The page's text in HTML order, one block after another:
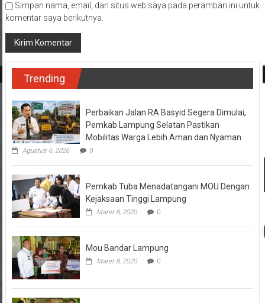
Simpan nama, email, dan situs web saya pada peramban ini untuk
komentar saya berikutnya.
Trending
Perbaikan Jalan RA Basyid Segera Dimulai,
Pemkab Lampung Selatan Pastikan
Mobilitas Warga Lebih Aman dan Nyaman
Agustus 6, 2026 0
Pemkab Tuba Menadatangani MOU Dengan
Kejaksaan Tinggi Lampung
Maret 8, 2020 0
Mou Bandar Lampung
Maret 8, 2020 0